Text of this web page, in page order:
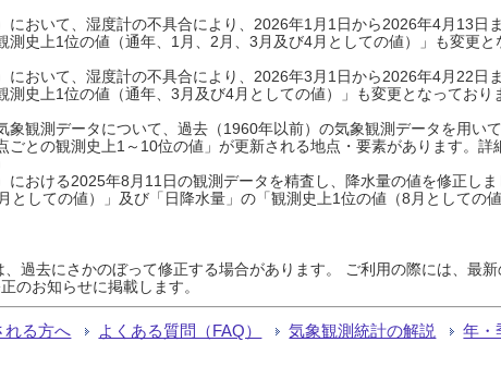
において、湿度計の不具合により、2026年1月1日から2026年4月13日
史上1位の値（通年、1月、2月、3月及び4月としての値）」も変更と
において、湿度計の不具合により、2026年3月1日から2026年4月22日
測史上1位の値（通年、3月及び4月としての値）」も変更となってお
象観測データについて、過去（1960年以前）の気象観測データを用い
ごとの観測史上1～10位の値」が更新される地点・要素があります。詳
における2025年8月11日の観測データを精査し、降水量の値を修正し
としての値）」及び「日降水量」の「観測史上1位の値（8月としての
過去にさかのぼって修正する場合があります。 ご利用の際には、最
のお知らせに掲載します。
れる方へ よくある質問（FAQ） 気象観測統計の解説 年・